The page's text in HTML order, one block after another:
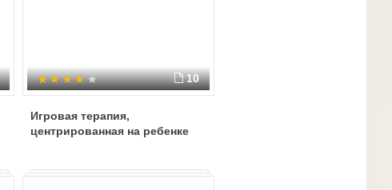
10
Игровая терапия,
центрированная на ребенке